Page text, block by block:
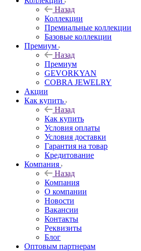
Назад
Коллекции
Премиальные коллекции
Базовые коллекции
Премиум
Назад
Премиум
GEVORKYAN
COBRA JEWELRY
Акции
Как купить
Назад
Как купить
Условия оплаты
Условия доставки
Гарантия на товар
Кредитование
Компания
Назад
Компания
О компании
Новости
Вакансии
Контакты
Реквизиты
Блог
Оптовым партнерам